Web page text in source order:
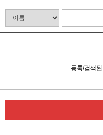
등록/검색